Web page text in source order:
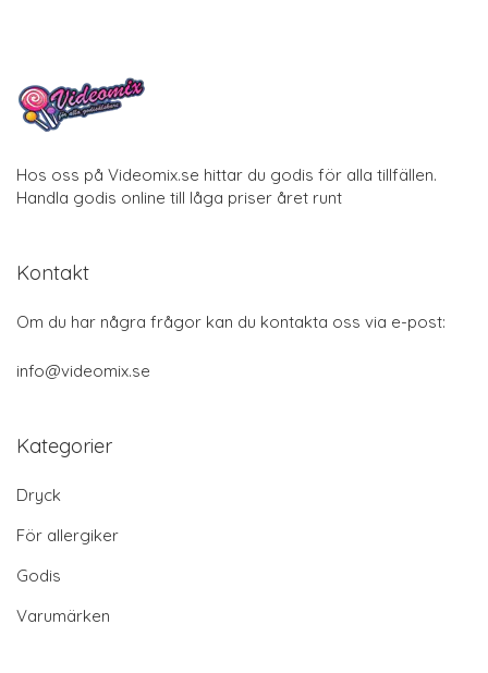
Hos oss på Videomix.se hittar du godis för alla tillfällen.
Handla godis online till låga priser året runt
Kontakt
Om du har några frågor kan du kontakta oss via e-post:
info@videomix.se
Kategorier
Dryck
För allergiker
Godis
Varumärken